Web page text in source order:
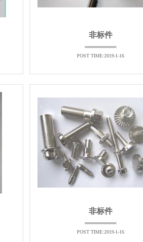
非标件
POST TIME:2019-1-16
非标件
POST TIME:2019-1-16